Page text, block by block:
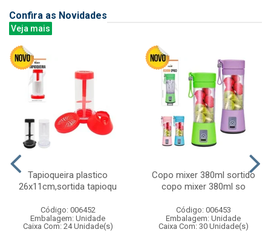
Confira as Novidades
Veja mais
Tapioqueira plastico
26x11cm,sortida tapioqu
Código: 006452
Embalagem: Unidade
Caixa Com: 24 Unidade(s)
Copo mixer 380ml sortido
copo mixer 380ml so
Código: 006453
Embalagem: Unidade
Caixa Com: 30 Unidade(s)